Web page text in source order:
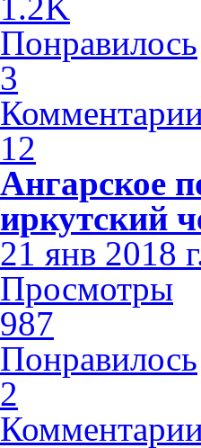
Понравилось
3
12
Ангарское
иркутский
21 янв 2018
Просмотры
987
Понравилось
2